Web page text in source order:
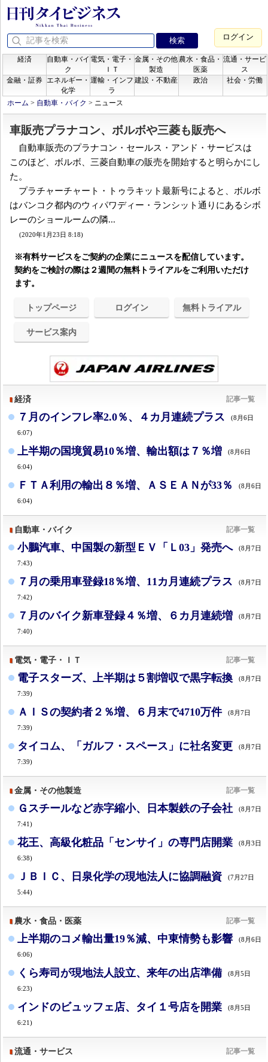
ログイン
経済
自動車・バイ
ク
電気・電子・
ＩＴ
金属・その他
製造
農水・食品・
医薬
流通・サービ
ス
金融・証券
エネルギー・
化学
運輸・インフ
ラ
建設・不動産 政治 社会・労働
ホーム > 自動車・バイク > ニュース
車販売プラナコン、ボルボや三菱も販売へ
自動車販売のプラナコン・セールス・アンド・サービスは
このほど、ボルボ、三菱自動車の販売を開始すると明らかにし
た。
プラチャーチャート・トゥラキット最新号によると、ボルボ
はバンコク都内のウィパワディー・ランシット通りにあるシボ
レーのショールームの隣...
(2020年1月23日 8:18)
※有料サービスをご契約の企業にニュースを配信しています。
契約をご検討の際は２週間の無料トライアルをご利用いただけ
ます。
トップページ ログイン 無料トライアル
サービス案内
経済 記事一覧
７月のインフレ率2.0％、４カ月連続プラス (8月6日
6:07)
上半期の国境貿易10％増、輸出額は７％増 (8月6日
6:04)
ＦＴＡ利用の輸出８％増、ＡＳＥＡＮが33％ (8月6日
6:04)
自動車・バイク 記事一覧
小鵬汽車、中国製の新型ＥＶ「Ｌ03」発売へ (8月7日
7:43)
７月の乗用車登録18％増、11カ月連続プラス (8月7日
7:42)
７月のバイク新車登録４％増、６カ月連続増 (8月7日
7:40)
電気・電子・ＩＴ 記事一覧
電子スターズ、上半期は５割増収で黒字転換 (8月7日
7:39)
ＡＩＳの契約者２％増、６月末で4710万件 (8月7日
7:39)
タイコム、「ガルフ・スペース」に社名変更 (8月7日
7:39)
金属・その他製造 記事一覧
Ｇスチールなど赤字縮小、日本製鉄の子会社 (8月7日
7:41)
花王、高級化粧品「センサイ」の専門店開業 (8月3日
6:38)
ＪＢＩＣ、日泉化学の現地法人に協調融資 (7月27日
5:44)
農水・食品・医薬 記事一覧
上半期のコメ輸出量19％減、中東情勢も影響 (8月6日
6:06)
くら寿司が現地法人設立、来年の出店準備 (8月5日
6:23)
インドのビュッフェ店、タイ１号店を開業 (8月5日
6:21)
流通・サービス 記事一覧